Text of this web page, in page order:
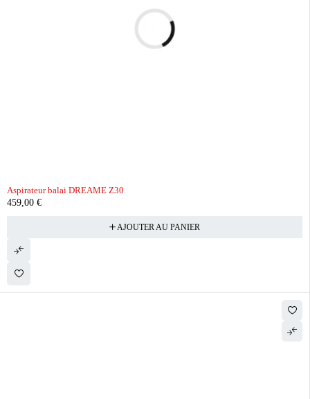
Aspirateur balai DREAME Z30
459,00 €
AJOUTER AU PANIER